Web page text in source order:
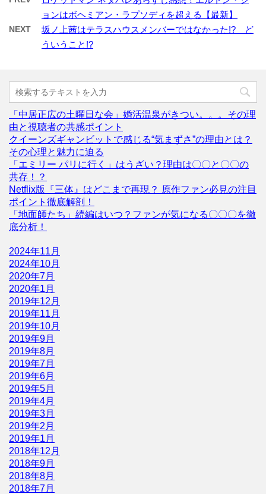
ョンはボヘミアン・ラプソディを超える【最新】
NEXT
坂ノ上茜はテラスハウスメンバーではなかった!? ど
ういうこと!?
「中居正広の土曜日な会」婚活温泉がきつい。。。その理
由と視聴者の共感ポイント
クイーンズギャンビットで感じる“気まずさ”の理由とは？
その心理と魅力に迫る
「エミリー パリに行く」はうざい？理由は〇〇と〇〇の
共存！？
Netflix版『三体』はどこまで再現？ 原作ファン必見の注目
ポイント徹底解剖！
「地面師たち」続編はいつ？ファンが気になる〇〇〇を徹
底分析！
2024年11月
2024年10月
2020年7月
2020年1月
2019年12月
2019年11月
2019年10月
2019年9月
2019年8月
2019年7月
2019年6月
2019年5月
2019年4月
2019年3月
2019年2月
2019年1月
2018年12月
2018年9月
2018年8月
2018年7月